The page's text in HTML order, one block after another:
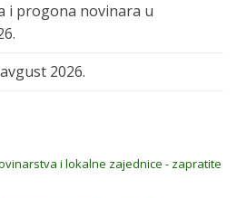
i progona novinara u
2026.
i lokalne zajednice - zapratite